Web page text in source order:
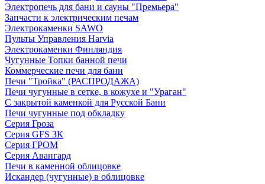
Электропечь для бани и сауны "Премьера"
Запчасти к электрическим печам
Электрокаменки SAWO
Пульты Управления Harvia
Электрокаменки Финляндия
Чугунные Топки банной печи
Коммерческие печи для бани
Печи "Тройка" (РАСПРОДАЖА)
Печи чугунные в сетке, в кожухе и "Ураган"
С закрытой каменкой для Русской Бани
Печи чугунные под обкладку
Серия Гроза
Серия GFS ЗК
Серия ГРОМ
Серия Авангард
Печи в каменной облицовке
Искандер (чугунные) в облицовке